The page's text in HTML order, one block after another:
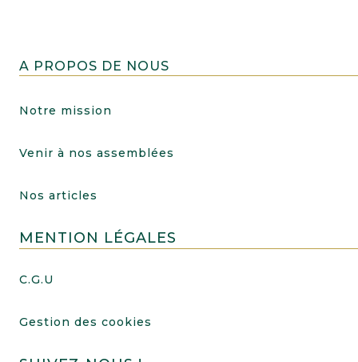
A PROPOS DE NOUS
Notre mission
Venir à nos assemblées
Nos articles
MENTION LÉGALES
C.G.U
Gestion des cookies